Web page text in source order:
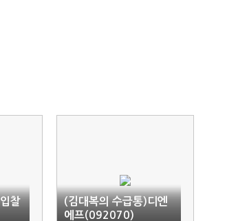
찰
(김대복의 수급통)디엔
에프(092070)